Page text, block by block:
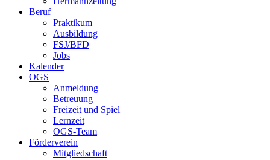
Beruf
Praktikum
Ausbildung
FSJ/BFD
Jobs
Kalender
OGS
Anmeldung
Betreuung
Freizeit und Spiel
Lernzeit
OGS-Team
Förderverein
Mitgliedschaft